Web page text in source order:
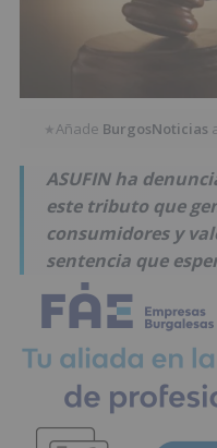
★Añade BurgosNoticias
ASUFIN ha
este tributo que
consumidores y
sentencia que